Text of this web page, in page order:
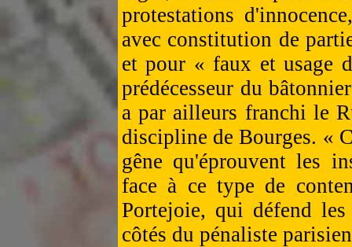
protestations
avec constitution de
et pour « faux et usage
prédécesseur du
a par ailleurs franchi le
discipline de Bourges. «
gêne qu'éprouvent les
face à ce type de
Portejoie, qui défend
côtés du pénaliste